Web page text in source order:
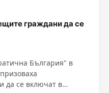
граждани да се
България" в
да се включат в